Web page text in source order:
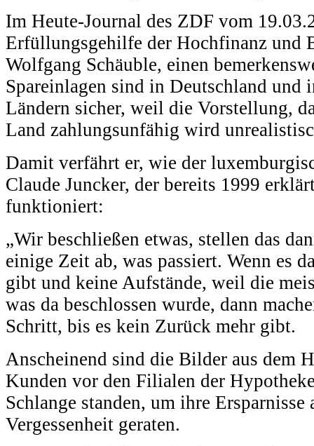
Im Heute-Journal des ZDF vom
Erfüllungsgehilfe der Hochfinanz und
Wolfgang Schäuble, einen
Spareinlagen sind in Deutschland und
Ländern sicher, weil die Vorstellung,
Land zahlungsunfähig wird
Damit verfährt er, wie der
Claude Juncker, der bereits 1999
funktioniert:
„Wir beschließen etwas, stellen das
einige Zeit ab, was passiert. Wenn es
gibt und keine Aufstände, weil die
was da beschlossen wurde, dann
Schritt, bis es kein Zurück mehr gibt.
Anscheinend sind die Bilder aus dem
Kunden vor den Filialen der
Schlange standen, um ihre Ersparnisse
Vergessenheit geraten.